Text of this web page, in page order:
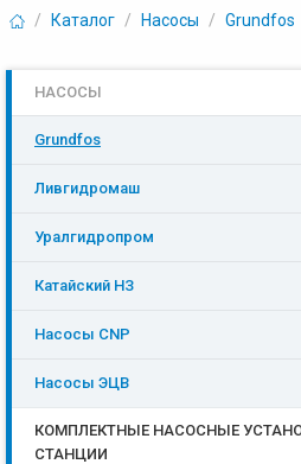
/ Каталог / Насосы / Grundfos
НАСОСЫ
Grundfos
Ливгидромаш
Уралгидропром
Катайский НЗ
Насосы CNP
Насосы ЭЦB
КОМПЛЕКТНЫЕ НАСОСНЫЕ
СТАНЦИИ